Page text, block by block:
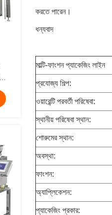
করতে পারেন।
ধন্যবাদ
মাল্টি-ফাংশন প্যাকেজিং লাইন
প্রযোজ্য শিল্প:
ওয়ারেন্টি পরবর্তী পরিষেবা:
স্থানীয় পরিষেবা স্থান:
শোরুমের স্থান:
অবস্থা:
ফাংশন:
অ্যাপ্লিকেশন:
প্যাকেজিং প্রকার: